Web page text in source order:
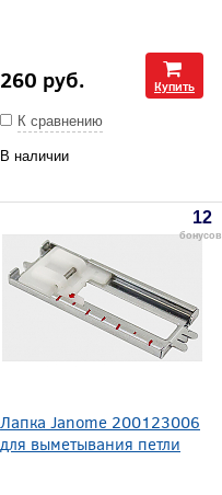
260 руб. Купить
К сравнению
В наличии
12
бонусов
Лапка Janome 200123006
для выметывания петли